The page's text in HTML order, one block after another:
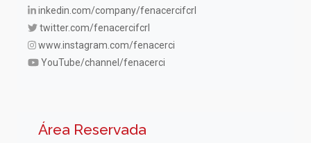
inkedin.com/company/fenacercifcrl
twitter.com/fenacercifcrl
www.instagram.com/fenacerci
YouTube/channel/fenacerci
Área Reservada